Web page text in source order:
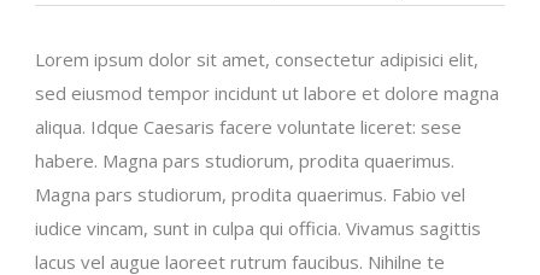
Lorem ipsum dolor sit amet, consectetur adipisici elit,
sed eiusmod tempor incidunt ut labore et dolore magna
aliqua. Idque Caesaris facere voluntate liceret: sese
habere. Magna pars studiorum, prodita quaerimus.
Magna pars studiorum, prodita quaerimus. Fabio vel
iudice vincam, sunt in culpa qui officia. Vivamus sagittis
lacus vel augue laoreet rutrum faucibus. Nihilne te